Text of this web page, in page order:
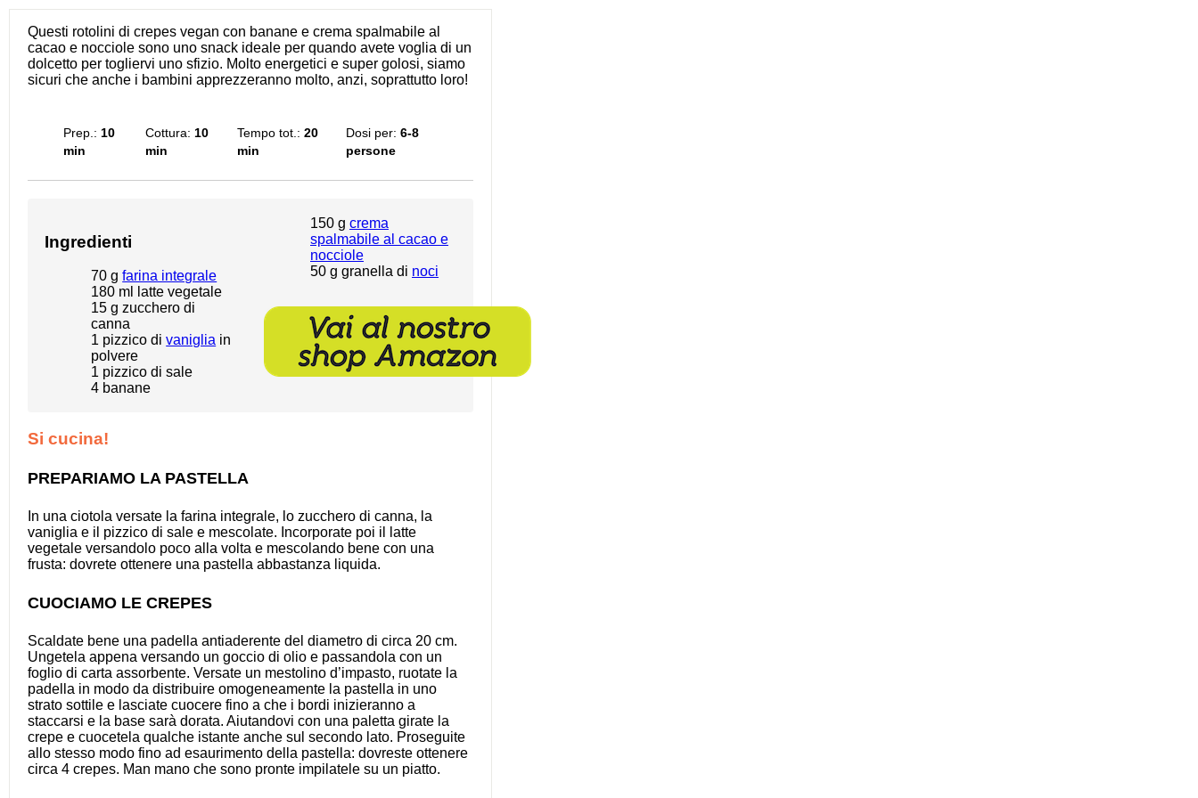
Questi rotolini di crepes vegan con banane e crema spalmabile al
cacao e nocciole sono uno snack ideale per quando avete voglia di un
dolcetto per togliervi uno sfizio. Molto energetici e super golosi, siamo
sicuri che anche i bambini apprezzeranno molto, anzi, soprattutto loro!
Prep.: 10
min
Cottura: 10
min
Tempo tot.: 20
min
Dosi per: 6-8
persone
Ingredienti
70 g farina integrale
180 ml latte vegetale
15 g zucchero di
canna
1 pizzico divaniglia in
polvere
1 pizzico di sale
4 banane
150 g crema
spalmabile al cacao e
nocciole
50 g granella di noci
Si cucina!
PREPARIAMO LA PASTELLA
In una ciotola versate la farina integrale, lo zucchero di canna, la
vaniglia e il pizzico di sale e mescolate. Incorporate poi il latte
vegetale versandolo poco alla volta e mescolando bene con una
frusta: dovrete ottenere una pastella abbastanza liquida.
CUOCIAMO LE CREPES
Scaldate bene una padella antiaderente del diametro di circa 20 cm.
Ungetela appena versando un goccio di olio e passandola con un
foglio di carta assorbente. Versate un mestolino d’impasto, ruotate la
padella in modo da distribuire omogeneamente la pastella in uno
strato sottile e lasciate cuocere fino a che i bordi inizieranno a
staccarsi e la base sarà dorata. Aiutandovi con una paletta girate la
crepe e cuocetela qualche istante anche sul secondo lato. Proseguite
allo stesso modo fino ad esaurimento della pastella: dovreste ottenere
circa 4 crepes. Man mano che sono pronte impilatele su un piatto.